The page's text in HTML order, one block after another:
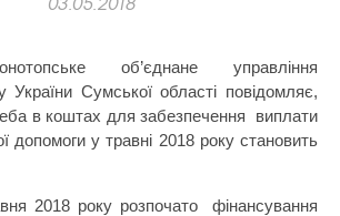
03.05.2018
об’єднане управління
України Сумської області повідомляє,
в коштах для забезпечення
виплати
допомоги у травні 2018 року становить
2018 року розпочато
фінансування